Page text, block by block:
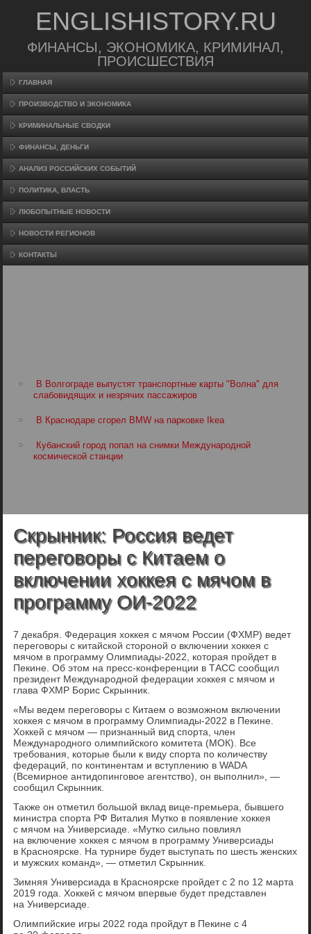
ENGLISHISTORY.RU
ФИНАНСЫ, ЭКОНОМИКА, КРИМИНАЛ,
ПРОИСШЕСТВИЯ
ГЛАВНАЯ
ПРОИЗВΟДСТВО И ЭКОНОМИКА
КРИМИНАЛЬНЫЕ СВОДКИ
ФИНАНСЫ, ДЕНЬГИ
АНАЛИЗ РОССИЙСКИХ СОБЫТИЙ
ПОЛИТИКА, ВЛАСТЬ
ЛЮБОПЫТНЫЕ НОВОСТИ
НОВОСТИ РЕГИОНОВ
КОНТАКТЫ
В Волгограде выпустят транспортные карты "Волна" для
слабовидящих и незрячих пассажиров
В Краснодаре сгорел BMW на парковке Ikea
Кубанский город попал на снимки Международной
космической станции
Скрынник: Россия ведет
переговоры с Китаем о
включении хоккея с мячом в
программу ОИ-2022
7 декабря. Федерация хоккея с мячом России (ФХМР) ведет
переговоры с китайской стороной о включении хоккея с
мячом в программу Олимпиады-2022, которая пройдет в
Пекине. Об этом на пресс-конференции в ТАСС сообщил
президент Международной федерации хоккея с мячом и
глава ФХМР Борис Скрынник.
«Мы ведем переговоры с Китаем о возможном включении
хоккея с мячом в программу Олимпиады-2022 в Пекине.
Хоккей с мячом — признанный вид спорта, член
Международного олимпийского комитета (МОК). Все
требования, которые были к виду спорта по количеству
федераций, по континентам и вступлению в WADA
(Всемирное антидопинговое агентство), он выполнил», —
сообщил Скрынник.
Также он отметил большой вклад вице-премьера, бывшего
министра спорта РФ Виталия Мутко в появление хоккея
с мячом на Универсиаде. «Мутко сильно повлиял
на включение хоккея с мячом в программу Универсиады
в Красноярске. На турнире будет выступать по шесть женских
и мужских команд», — отметил Скрынник.
Зимняя Универсиада в Красноярске пройдет с 2 по 12 марта
2019 года. Хоккей с мячом впервые будет представлен
на Универсиаде.
Олимпийские игры 2022 года пройдут в Пекине с 4